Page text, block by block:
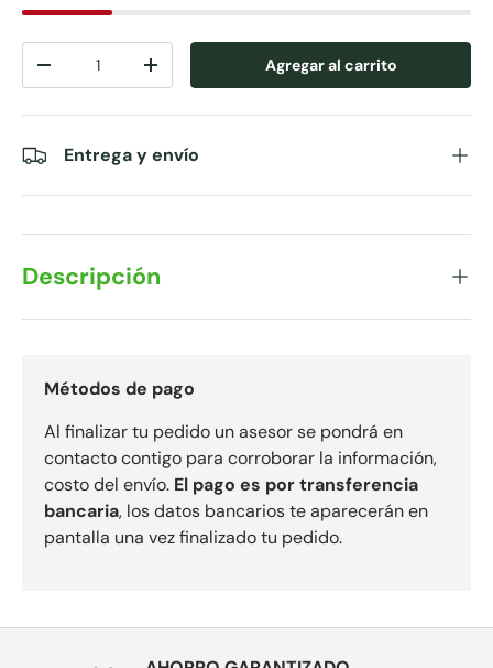
-
+ Agregar al carrito
Entrega y envío
Descripción
Métodos de pago
Al finalizar tu pedido un asesor se pondrá en
contacto contigo para corroborar la información,
costo del envío. El pago es por transferencia
bancaria, los datos bancarios te aparecerán en
pantalla una vez finalizado tu pedido.